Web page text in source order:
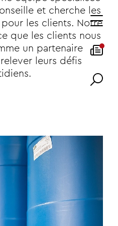
et cherche les
les clients. Notre
que les clients nous
un partenaire
leurs défis